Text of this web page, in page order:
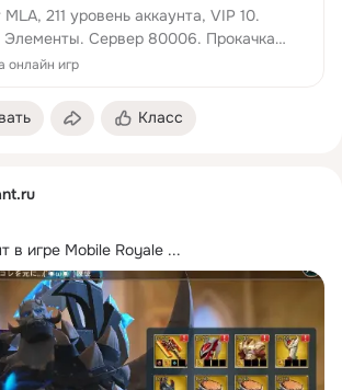
211 уровень аккаунта, VIP 10.
Элементы. Сервер 80006. Прокачка
топ места во многих позициях. Скрины
онлайн игр
Класс
в игре Mobile Royale ...